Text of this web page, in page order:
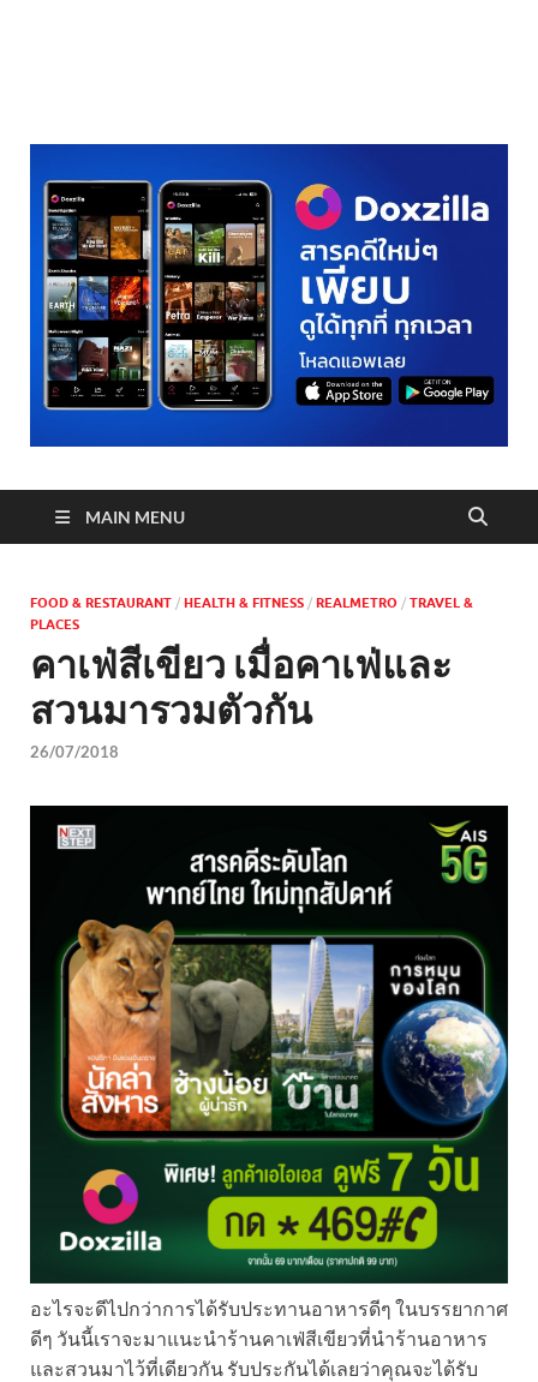
MAIN MENU
FOOD & RESTAURANT / HEALTH & FITNESS / REALMETRO / TRAVEL &
PLACES
คาเฟ่สีเขียว เมื่อคาเฟ่และ
สวนมารวมตัวกัน
26/07/2018
อะไรจะดีไปกว่าการได้รับประทานอาหารดีๆ ในบรรยากาศ
ดีๆ วันนี้เราจะมาแนะนำร้านคาเฟ่สีเขียวที่นำร้านอาหาร
และสวนมาไว้ที่เดียวกัน รับประกันได้เลยว่าคุณจะได้รับ